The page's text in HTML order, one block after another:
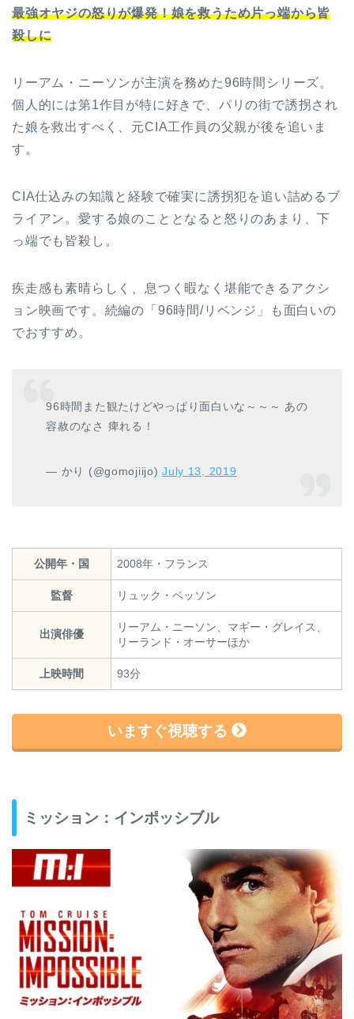
最強オヤジの怒りが爆発！娘を救うため片っ端から皆
殺しに
リーアム・ニーソンが主演を務めた96時間シリーズ。
個人的には第1作目が特に好きで、パリの街で誘拐され
た娘を救出すべく、元CIA工作員の父親が後を追いま
す。
CIA仕込みの知識と経験で確実に誘拐犯を追い詰めるブ
ライアン。愛する娘のこととなると怒りのあまり、下
っ端でも皆殺し。
疾走感も素晴らしく、息つく暇なく堪能できるアクシ
ョン映画です。続編の「96時間/リベンジ」も面白いの
でおすすめ。
96時間また観たけどやっぱり面白いな～～～ あの
容赦のなさ 痺れる！
— かり (@gomojiijo)July 13, 2019
公開年・国 2008年・フランス
監督 リュック・ベッソン
出演俳優
リーアム・ニーソン、マギー・グレイス、
リーランド・オーサーほか
上映時間 93分
いますぐ視聴する
ミッション：インポッシブル